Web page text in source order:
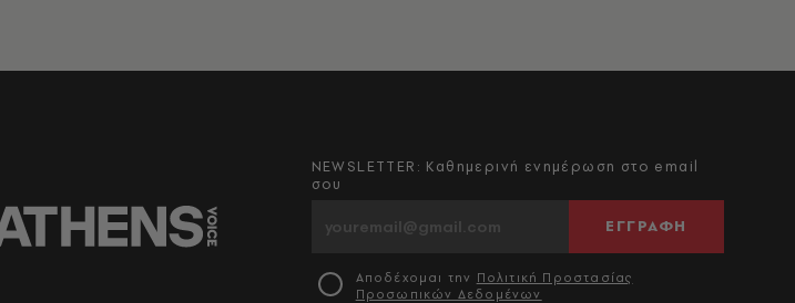
NEWSLETTER: Καθημερινή ενημέρωση στο email
σου
ΕΓΓΡΑΦΗ
Αποδέχομαι την Πολιτική Προστασίας
Προσωπικών Δεδομένων